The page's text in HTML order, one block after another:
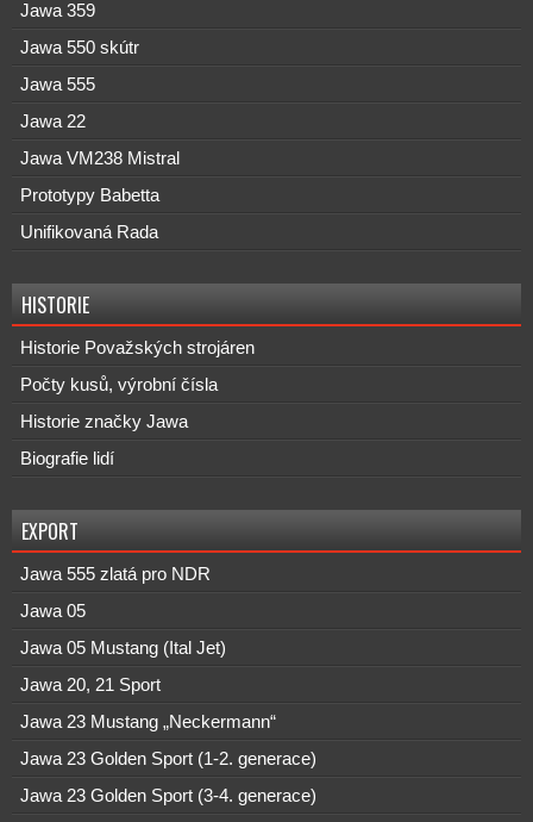
Jawa 359
Jawa 550 skútr
Jawa 555
Jawa 22
Jawa VM238 Mistral
Prototypy Babetta
Unifikovaná Rada
HISTORIE
Historie Považských strojáren
Počty kusů, výrobní čísla
Historie značky Jawa
Biografie lidí
EXPORT
Jawa 555 zlatá pro NDR
Jawa 05
Jawa 05 Mustang (Ital Jet)
Jawa 20, 21 Sport
Jawa 23 Mustang „Neckermann“
Jawa 23 Golden Sport (1-2. generace)
Jawa 23 Golden Sport (3-4. generace)